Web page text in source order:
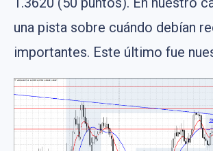
una pista sobre cuándo debían
importantes. Este último fue